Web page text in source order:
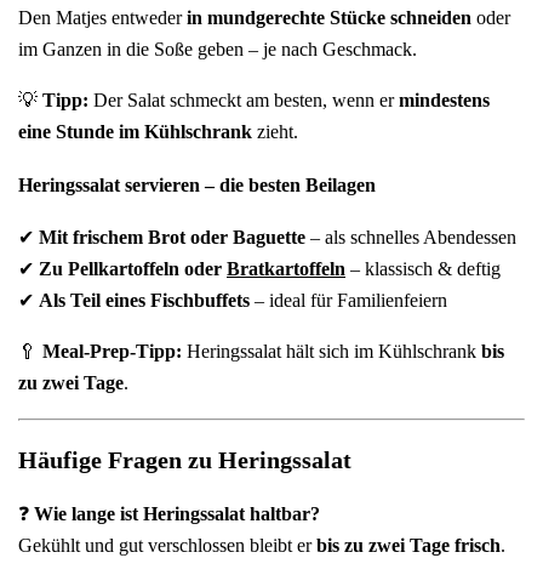
Den Matjes entwederin mundgerechte Stücke schneiden oder
im Ganzen in die Soße geben – je nach Geschmack.
💡 Tipp: Der Salat schmeckt am besten, wenn ermindestens
eine Stunde im Kühlschrank zieht.
Heringssalat servieren – die besten Beilagen
✔ Mit frischem Brot oder Baguette – als schnelles Abendessen
✔ Zu Pellkartoffeln oder Bratkartoffeln – klassisch & deftig
✔ Als Teil eines Fischbuffets – ideal für Familienfeiern
🥄 Meal-Prep-Tipp: Heringssalat hält sich im Kühlschrank bis
zu zwei Tage.
Häufige Fragen zu Heringssalat
❓ Wie lange ist Heringssalat haltbar?
Gekühlt und gut verschlossen bleibt erbis zu zwei Tage frisch.